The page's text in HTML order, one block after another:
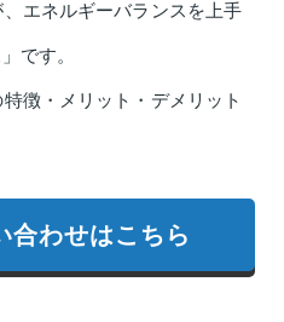
エネルギーバランスを上手
です。
徴・メリット・デメリット
合わせはこちら